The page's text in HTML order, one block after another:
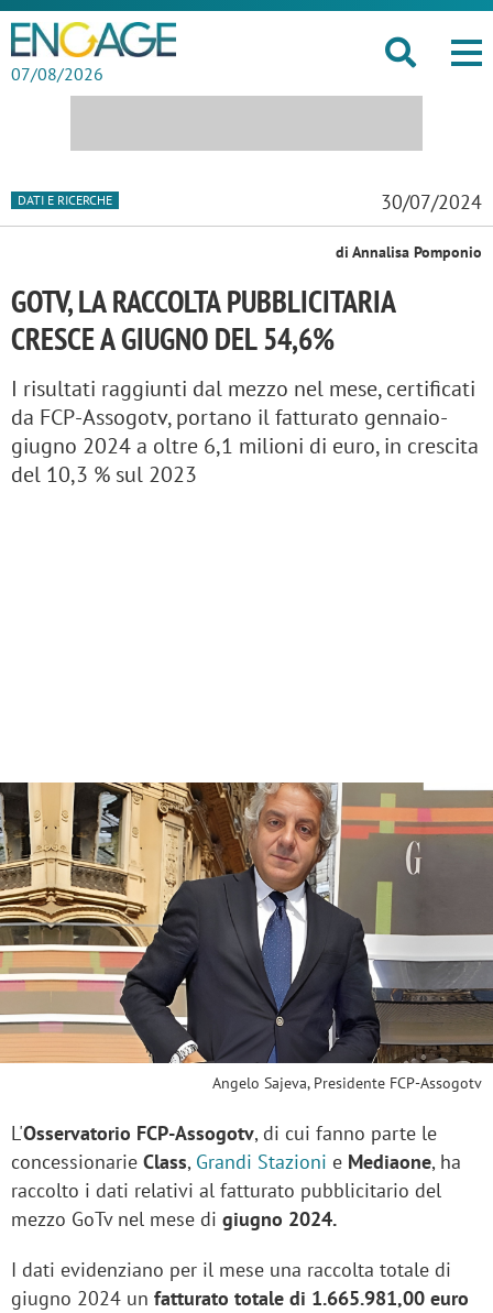
07/08/2026
DATI E RICERCHE 30/07/2024
di Annalisa Pomponio
GOTV, LA RACCOLTA PUBBLICITARIA
CRESCE A GIUGNO DEL 54,6%
I risultati raggiunti dal mezzo nel mese, certificati
da FCP-Assogotv, portano il fatturato gennaio-
giugno 2024 a oltre 6,1 milioni di euro, in crescita
del 10,3 % sul 2023
Angelo Sajeva, Presidente FCP-Assogotv
L'Osservatorio FCP-Assogotv, di cui fanno parte le
concessionarie Class, Grandi Stazioni e Mediaone, ha
raccolto i dati relativi al fatturato pubblicitario del
mezzo GoTv nel mese di giugno 2024.
I dati evidenziano per il mese una raccolta totale di
giugno 2024 un fatturato totale di 1.665.981,00 euro